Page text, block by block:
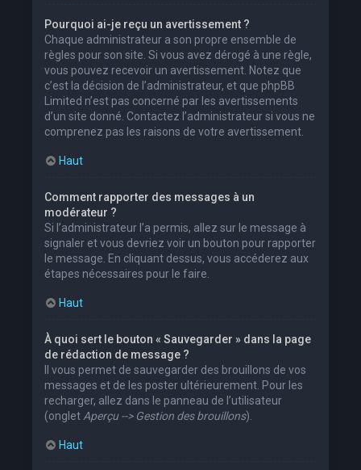
Pourquoi ai-je reçu un avertissement ?
Chaque administrateur a son propre ensemble de
règles pour son site. Si vous avez dérogé à une règle,
vous pouvez recevoir un avertissement. Notez que
c’est la décision de l’administrateur, et que phpBB
Limited n’est pas concerné par les avertissements
d’un site donné. Contactez l’administrateur si vous ne
comprenez pas les raisons de votre avertissement.
Haut
Comment rapporter des messages à un
modérateur ?
Si l’administrateur l’a permis, allez sur le message à
signaler et vous devriez voir un bouton pour rapporter
le message. En cliquant dessus, vous accéderez aux
étapes nécessaires pour le faire.
Haut
À quoi sert le bouton « Sauvegarder » dans la page
de rédaction de message ?
Il vous permet de sauvegarder des brouillons de vos
messages et de les poster ultérieurement. Pour les
recharger, allez dans le panneau de l’utilisateur
(onglet Aperçu --> Gestion des brouillons).
Haut